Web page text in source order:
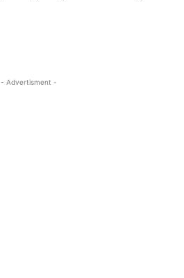
- Advertisment -